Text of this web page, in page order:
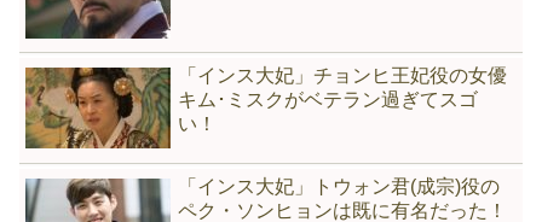
「インス大妃」チョンヒ王妃役の女優
キム･ミスクがベテラン過ぎてスゴ
い！
「インス大妃」トウォン君(成宗)役の
ペク・ソンヒョンは既に有名だった！